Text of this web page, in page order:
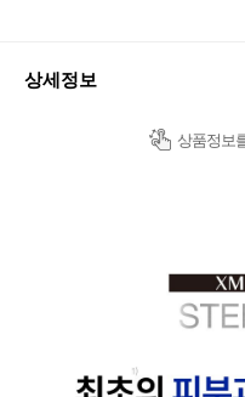
상세정보
상품정보